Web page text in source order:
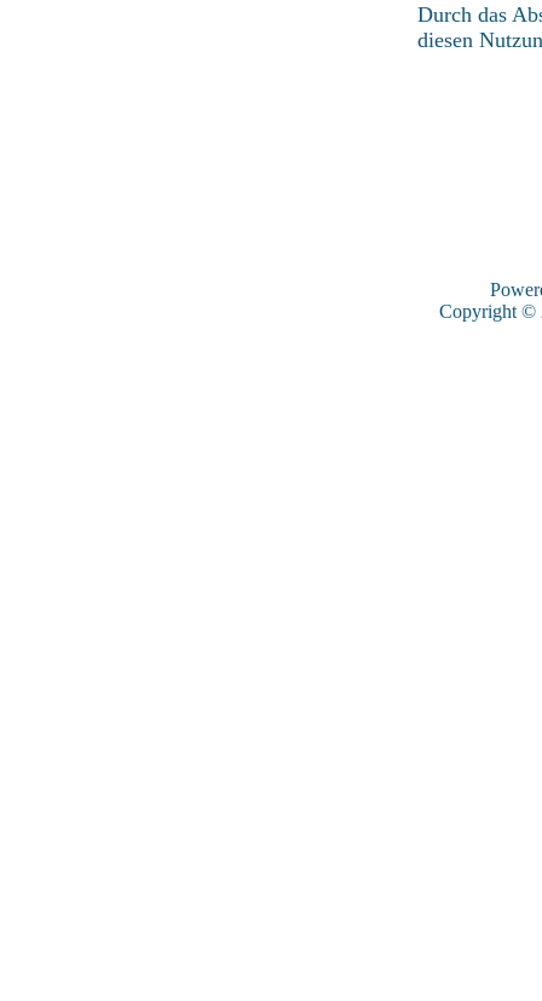
Durch das
diesen
Copyright ©